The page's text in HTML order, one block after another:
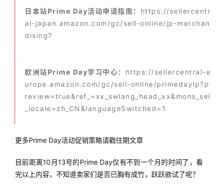
日本站Prime Day活动申请指南： https://sellercentr
al-japan.amazon.com/gc/sell-online/jp-merchan
dising?
欧洲站Prime Day学习中心： https://sellercentral-e
urope.amazon.com/gc/sell-online/primedaylp?p
review=true&ref_=xx_swlang_head_xx&mons_sel
_locale=zh_CN&languageSwitched=1
更多Prime Day活动促销策略请戳往期文章
目前距离10月13号的Prime Day仅有不到一个月的时间了，看
完以上内容，不知道卖家们是否已胸有成竹，跃跃欲试了呢？